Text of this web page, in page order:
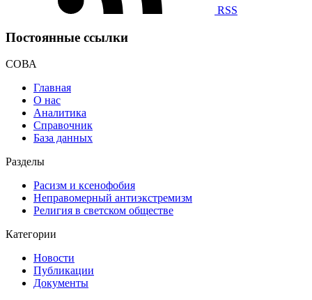
RSS
Постоянные ссылки
СОВА
Главная
О нас
Аналитика
Справочник
База данных
Разделы
Расизм и ксенофобия
Неправомерный антиэкстремизм
Религия в светском обществе
Категории
Новости
Публикации
Документы